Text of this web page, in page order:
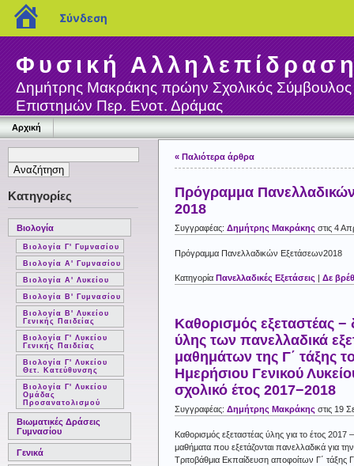
Φυσική
Δημήτρης Μακράκης πρώην Σχολικός
Επιστημών Περ. Ενοτ. Δράμας
Αρχική
Κατηγορίες
Βιολογία
Βιολογία Γ' Γυμνασίου
Βιολογία Α' Γυμνασίου
Βιολογία Α' Λυκείου
Βιολογία Β' Γυμνασίου
Βιολογία Β' Λυκείου
Γενικής Παιδείας
Βιολογία Γ' Λυκείου
Γενικής Παιδείας
Βιολογία Γ' Λυκείου
Θετ. Κατεύθυνσης
Βιολογία Γ' Λυκείου
Ομάδας
Προσανατολισμού
Βιωματικές Δράσεις
Γυμνασίου
Γενικά
« Παλιότερα άρθρα
Πρόγραμμα
2018
Συγγραφέας: Δημήτρης Μακράκης στις 4
Πρόγραμμα Πανελλαδικών Εξετάσεων2018
Κατηγορία Πανελλαδικές Εξετάσεις | Δε
Καθορισμός εξεταστέας −
ύλης των πανελλαδικά
μαθημάτων της Γ΄ τάξης
Ημερήσιου Γενικού
σχολικό έτος 2017−2018
Συγγραφέας: Δημήτρης Μακράκης στις 19
Καθορισμός εξεταστέας ύλης για το έτος 2017
μαθήματα που εξετάζονται πανελλαδικά για
Τριτοβάθμια Εκπαίδευση αποφοίτων Γ΄ τάξης
blogs.sch.gr
Σύνδεση